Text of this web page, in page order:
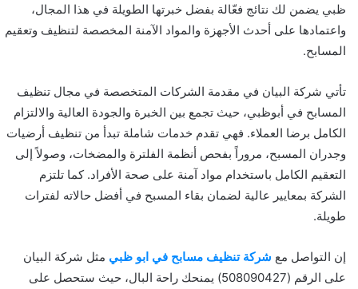
ظبي يضمن لك نتائج فعّالة بفضل خبرتها الطويلة في هذا المجال،
واعتمادها على أحدث الأجهزة والمواد الآمنة المخصصة لتنظيف وتعقيم
المسابح.
تأتي شركة البيان في مقدمة الشركات المتخصصة في مجال تنظيف
المسابح في أبوظبي، حيث تجمع بين الخبرة والجودة العالية والالتزام
الكامل برضا العملاء. فهي تقدم خدمات شاملة تبدأ من تنظيف أرضيات
وجدران المسبح، مروراً بفحص أنظمة الفلترة والمضخات، وصولاً إلى
التعقيم الكامل باستخدام مواد آمنة على صحة الأفراد. كما تلتزم
الشركة بمعايير عالية لضمان بقاء المسبح في أفضل حالاته لفترات
طويلة.
إن التواصل مع شركة تنظيف مسابح في ابو ظبي مثل شركة البيان
على الرقم (508090427) يمنحك راحة البال، حيث ستحصل على